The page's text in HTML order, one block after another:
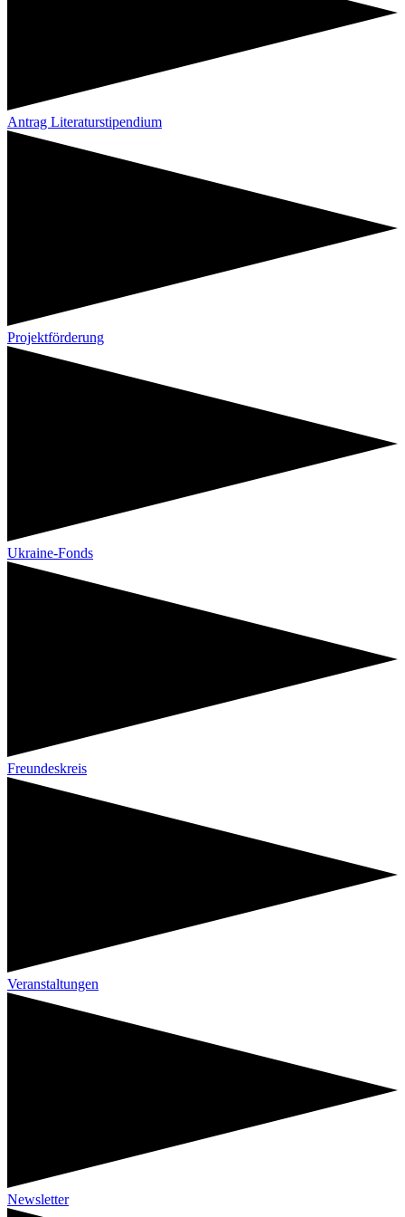
Antrag Literaturstipendium
Projektförderung
Ukraine-Fonds
Freundeskreis
Veranstaltungen
Newsletter